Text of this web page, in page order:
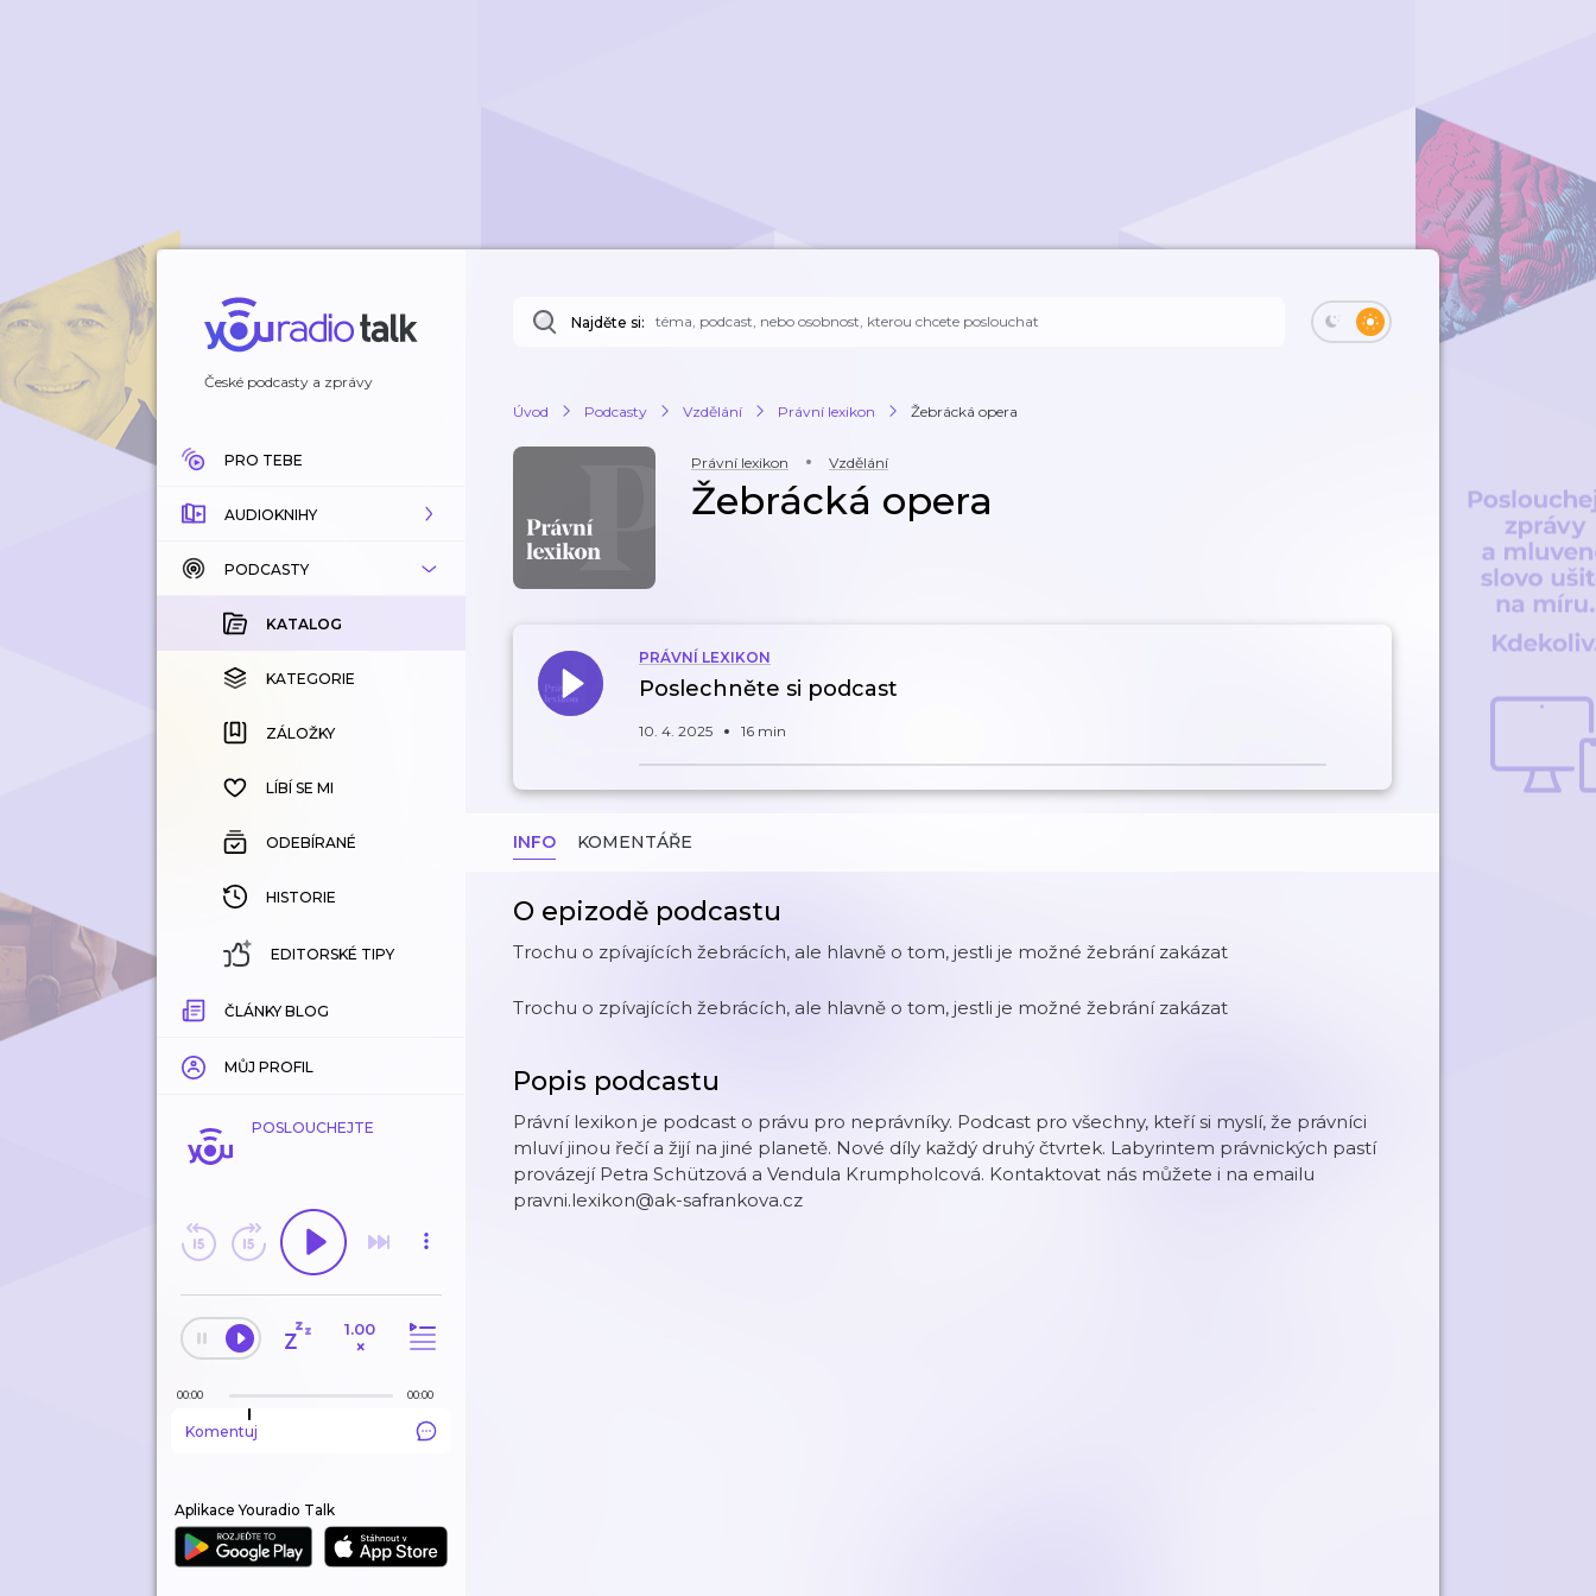
České podcasty a zprávy
PRO TEBE
AUDIOKNIHY
KATALOG
KOUPENÉ
KATEGORIE
ZÁLOŽKY
HISTORIE
PODCASTY
KATALOG
KATEGORIE
ZÁLOŽKY
LÍBÍ SE MI
ODEBÍRANÉ
HISTORIE
EDITORSKÉ TIPY
ČLÁNKY BLOG
MŮJ PROFIL
POSLOUCHEJTE
1.00
×
00:00 00:00
Komentuj
Aplikace Youradio Talk
Najděte si:
Úvod Podcasty Vzdělání Právní lexikon Žebrácká opera
Právní lexikon Vzdělání
Žebrácká opera
PRÁVNÍ LEXIKON
Poslechněte si podcast
10. 4. 2025 16 min
INFO KOMENTÁŘE
O epizodě podcastu
Trochu o zpívajících žebrácích, ale hlavně o tom, jestli je možné žebrání zakázat
Trochu o zpívajících žebrácích, ale hlavně o tom, jestli je možné žebrání zakázat
Popis podcastu
Právní lexikon je podcast o právu pro neprávníky. Podcast pro všechny, kteří si myslí, že právníci
mluví jinou řečí a žijí na jiné planetě. Nové díly každý druhý čtvrtek. Labyrintem právnických pastí
provázejí Petra Schützová a Vendula Krumpholcová. Kontaktovat nás můžete i na emailu
pravni.lexikon@ak-safrankova.cz